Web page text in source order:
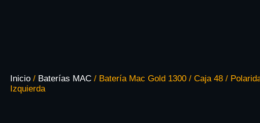
Inicio / Baterías MAC / Batería Mac Gold 1300 / Caja 48 /
Izquierda